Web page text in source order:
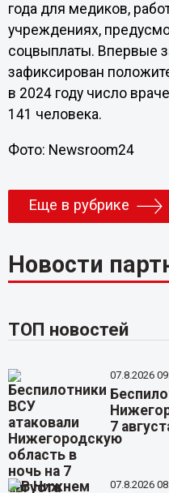
года для медиков,
учреждениях,
соцвыплаты. Впервые
зафиксирован
в 2024 году число
141 человека.
Фото: Newsroom24
Еще в рубрике
Новости
ТОП новостей
07.8.2026
7
07.8.2026